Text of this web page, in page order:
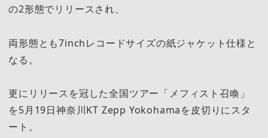
の2形態でリリースされ、
両形態とも7inchレコードサイズの紙ジャケット仕様と
なる。
更にリリースを冠した全国ツアー「メフィスト召喚」
を5月19日神奈川KT Zepp Yokohamaを皮切りにスタ
ート。